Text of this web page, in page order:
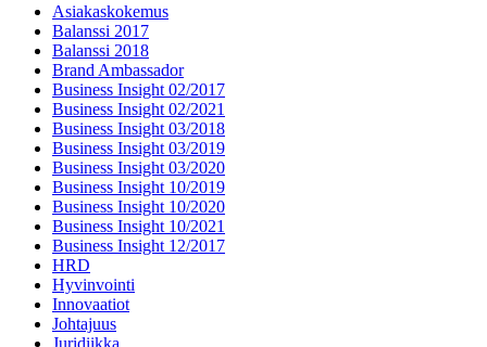
Asiakaskokemus
Balanssi 2017
Balanssi 2018
Brand Ambassador
Business Insight 02/2017
Business Insight 02/2021
Business Insight 03/2018
Business Insight 03/2019
Business Insight 03/2020
Business Insight 10/2019
Business Insight 10/2020
Business Insight 10/2021
Business Insight 12/2017
HRD
Hyvinvointi
Innovaatiot
Johtajuus
Juridiikka